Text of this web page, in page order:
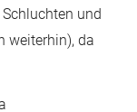
und
weiterhin), da